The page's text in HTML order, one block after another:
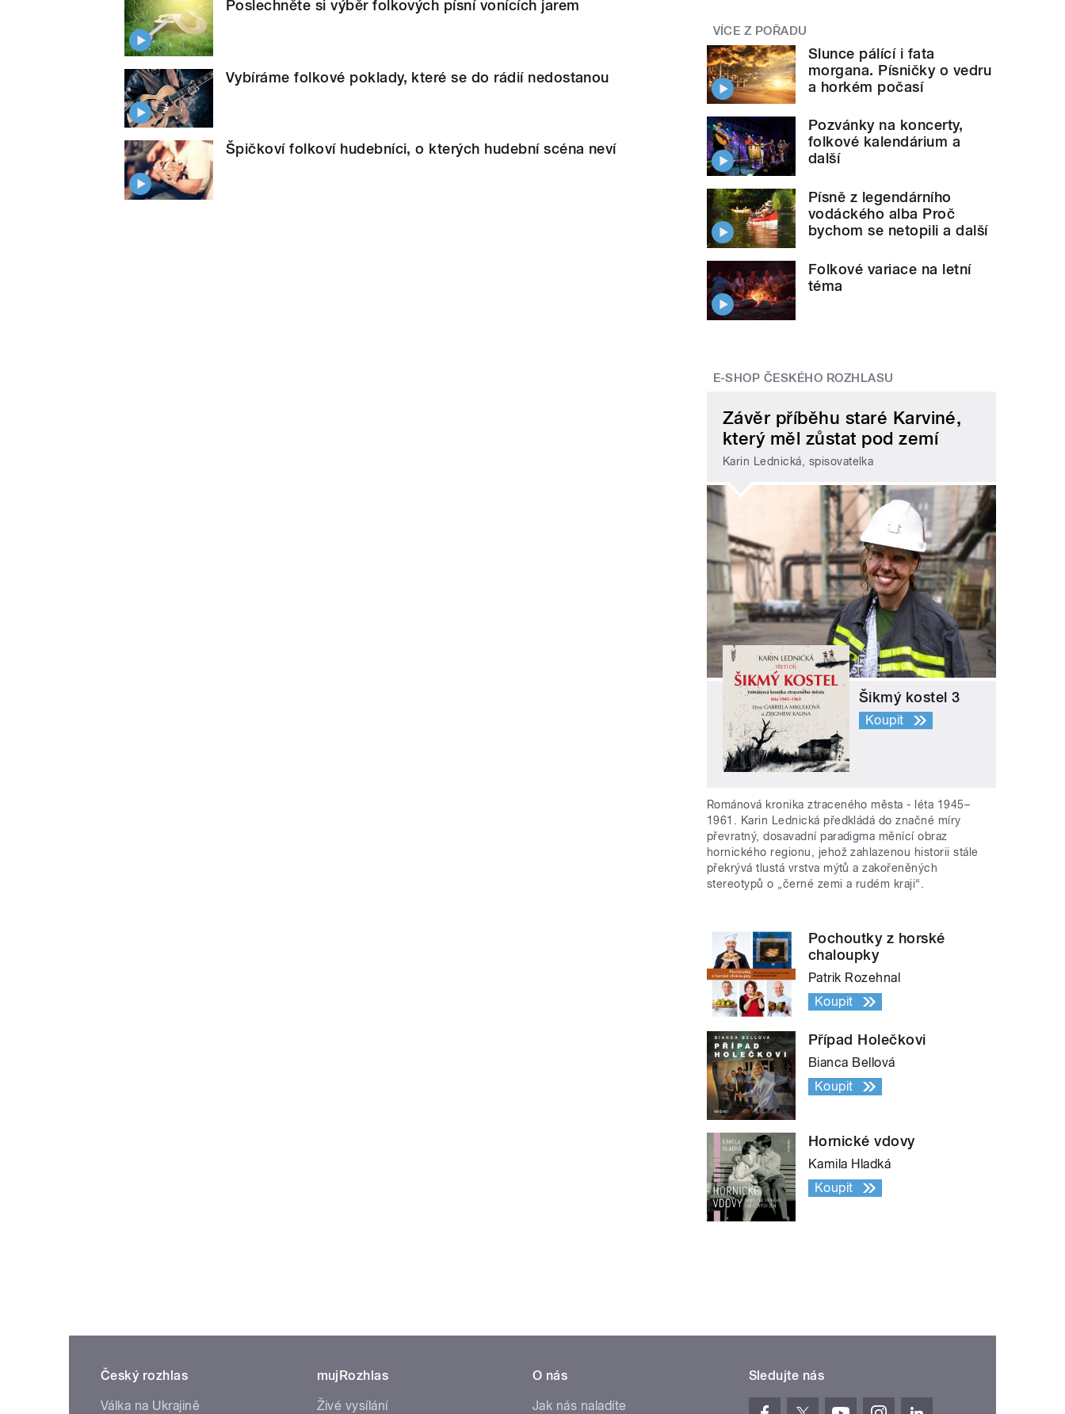
Poslechněte si výběr folkových písní vonících jarem
Vybíráme folkové poklady, které se do rádií nedostanou
Špičkoví folkoví hudebníci, o kterých hudební scéna neví
VÍCE Z POŘADU
Slunce pálící i fata
morgana. Písničky o vedru
a horkém počasí
Pozvánky na koncerty,
folkové kalendárium a
další
Písně z legendárního
vodáckého alba Proč
bychom se netopili a další
Folkové variace na letní
téma
E-SHOP ČESKÉHO ROZHLASU
Závěr příběhu staré Karviné,
který měl zůstat pod zemí
Karin Lednická, spisovatelka
Šikmý kostel 3
Koupit
Románová kronika ztraceného města - léta 1945–
1961. Karin Lednická předkládá do značné míry
převratný, dosavadní paradigma měnící obraz
hornického regionu, jehož zahlazenou historii stále
překrývá tlustá vrstva mýtů a zakořeněných
stereotypů o „černé zemi a rudém kraji“.
Pochoutky z horské
chaloupky
Patrik Rozehnal
Koupit
Případ Holečkovi
Bianca Bellová
Koupit
Hornické vdovy
Kamila Hladká
Koupit
Český rozhlas
Válka na Ukrajině
mujRozhlas
Živé vysílání
O nás
Jak nás naladíte
Sledujte nás